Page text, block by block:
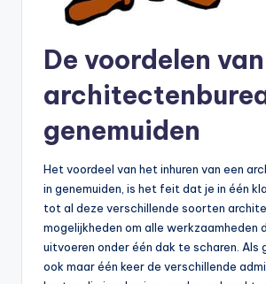
De voordelen
genemuiden
Het voordeel van het inhuren van een
in genemuiden, is het feit dat je in één
tot al deze verschillende soorten
mogelijkheden om alle werkzaamheden
uitvoeren onder één dak te scharen. Als
ook maar één keer de verschillende